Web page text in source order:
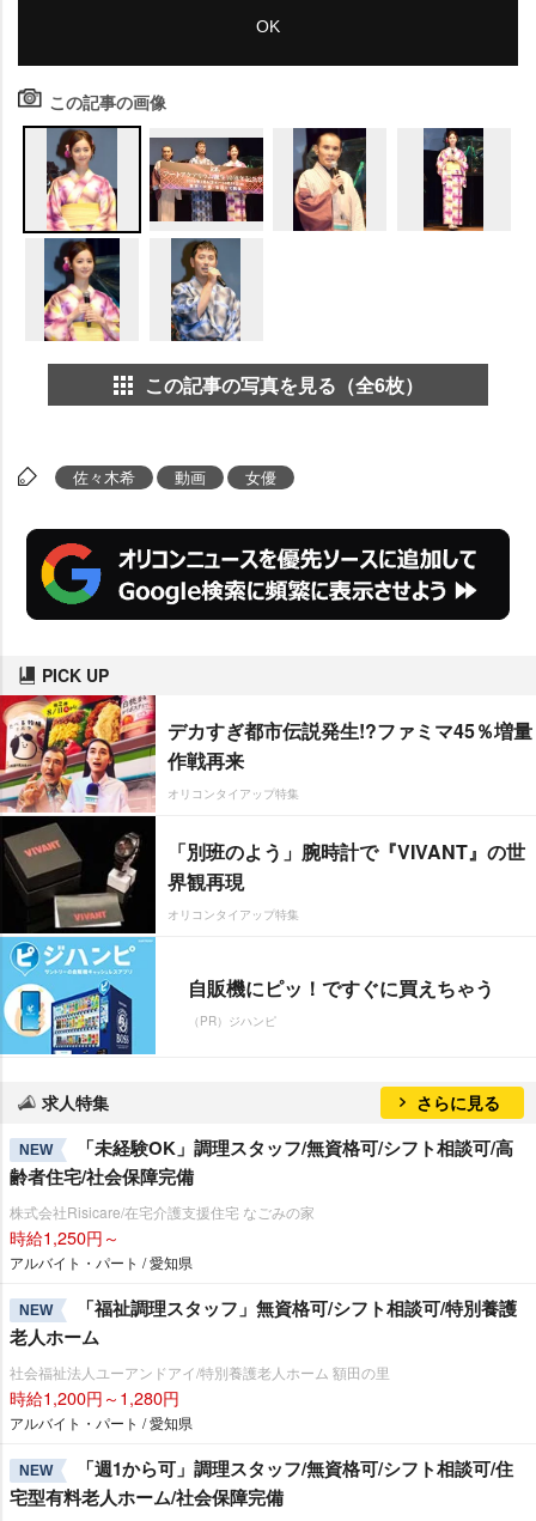
この記事の画像
この記事の写真を見る（全6枚）
佐々木希 動画 女優
PICK UP
デカすぎ都市伝説発生!?ファミマ45％増量
作戦再来
オリコンタイアップ特集
「別班のよう」腕時計で『VIVANT』の世
界観再現
オリコンタイアップ特集
自販機にピッ！ですぐに買えちゃう
（PR）ジハンピ
求人特集 さらに見る
NEW
「未経験OK」調理スタッフ/無資格可/シフト相談可/高
齢者住宅/社会保障完備
株式会社Risicare/在宅介護支援住宅 なごみの家
時給1,250円～
アルバイト・パート / 愛知県
NEW
「福祉調理スタッフ」無資格可/シフト相談可/特別養護
老人ホーム
社会福祉法人ユーアンドアイ/特別養護老人ホーム 額田の里
時給1,200円～1,280円
アルバイト・パート / 愛知県
NEW
「週1から可」調理スタッフ/無資格可/シフト相談可/住
宅型有料老人ホーム/社会保障完備